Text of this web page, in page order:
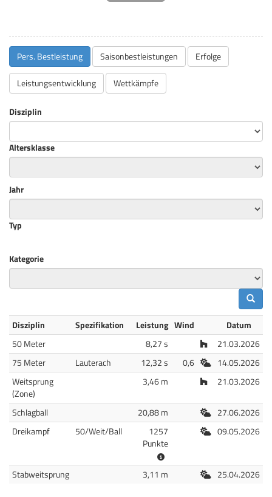
Pers. Bestleistung Saisonbestleistungen Erfolge
Leistungsentwicklung Wettkämpfe
Disziplin
Altersklasse
Jahr
Typ
Kategorie
Disziplin Spezifikation Leistung Wind
Datum
50 Meter
8,27 s Halle21.03.2026
75 Meter
Lauterach 12,32 s 0,6 Freiluft
14.05.2026
Weitsprung
(Zone)
3,46 m Halle21.03.2026
Schlagball 20,88 m Freiluft
27.06.2026
Dreikampf
50/Weit/Ball
1257
Punkte
Freiluft
09.05.2026
Stabweitsprung 3,11 m Freiluft
25.04.2026